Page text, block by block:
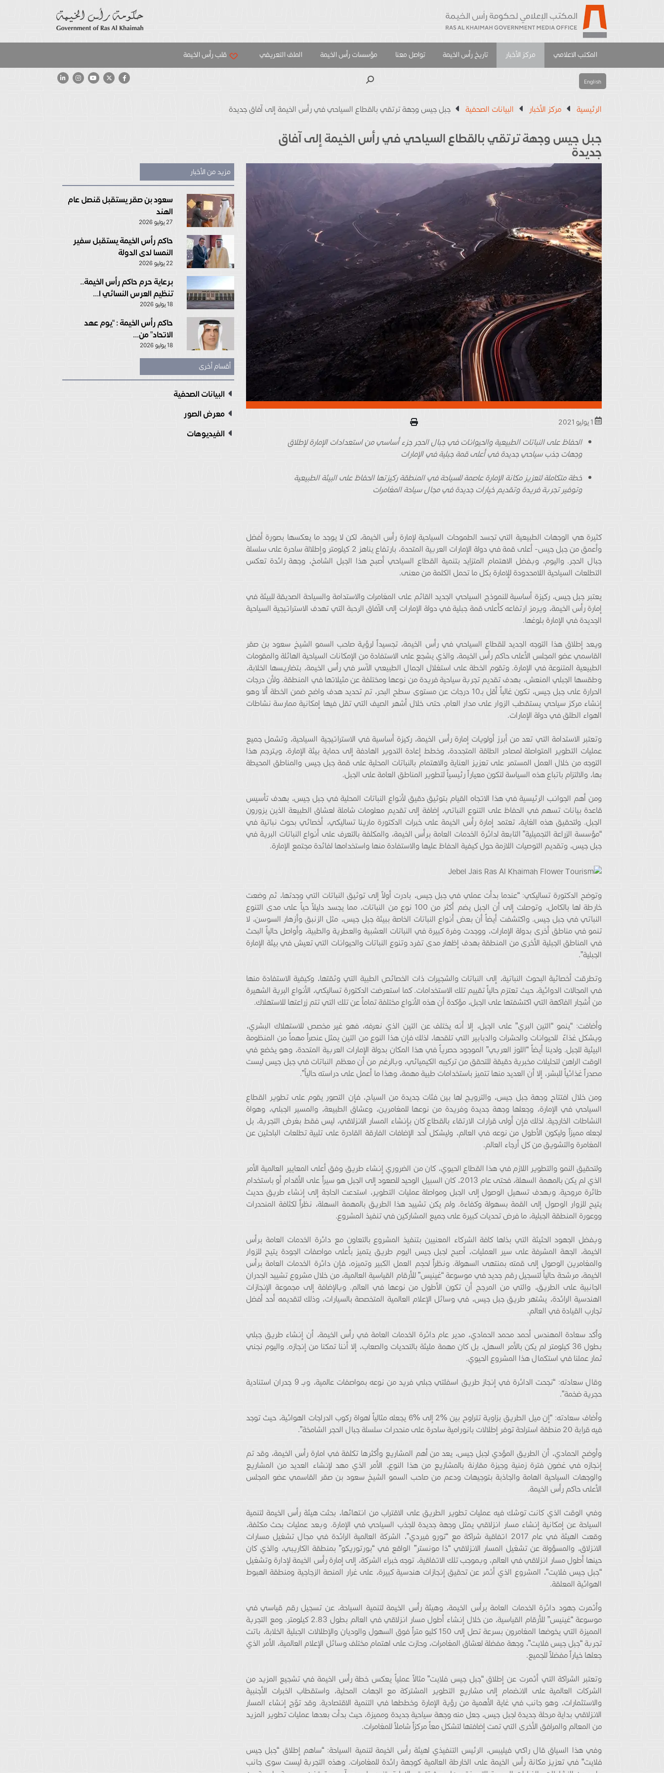
المكتب الاعلامي مركز الأخبار تاريخ رأس الخيمة تواصل معنا مؤسسات رأس الخيمة الملف التعريفي قلب رأس الخيمة
English
الرئيسية مركز الأخبار البيانات الصحفية جبل جيس وجهة ترتقي بالقطاع السياحي في رأس الخيمة إلى آفاق جديدة
جبل جيس وجهة ترتقي بالقطاع السياحي في رأس الخيمة إلى آفاق
جديدة
الحفاظ على النباتات الطبيعية والحيوانات في جبال الحجر جزء أساسي من استعدادات الإمارة لإطلاق
وجهات جذب سياحي جديدة في أعلى قمة جبلية في الإمارات
خطة متكاملة لتعزيز مكانة الإمارة عاصمة للسياحة في المنطقة ركيزتها الحفاظ على البيئة الطبيعية
وتوفير تجربة فريدة وتقديم خيارات جديدة في مجال سياحة المغامرات
كثيرة هي الوجهات الطبيعية التي تجسد الطموحات السياحية لإمارة رأس الخيمة، لكن لا يوجد ما يعكسها بصورة أفضل
وأعمق من جبل جيس- أعلى قمة في دولة الإمارات العربية المتحدة، بارتفاع يناهز 2 كيلومتر وإطلالة ساحرة على سلسلة
جبال الحجر. واليوم، وبفضل الاهتمام المتزايد بتنمية القطاع السياحي أصبح هذا الجبل الشامخ، وجهة رائدة تعكس
التطلعات السياحية اللامحدودة للإمارة بكل ما تحمل الكلمة من معنى.
يعتبر جبل جيس، ركيزة أساسية للنموذج السياحي الجديد القائم على المغامرات والاستدامة والسياحة الصديقة للبيئة في
إمارة رأس الخيمة، ويرمز ارتفاعه كأعلى قمة جبلية في دولة الإمارات إلى الآفاق الرحبة التي تهدف الاستراتيجية السياحية
الجديدة في الإمارة بلوغها.
ويعد إطلاق هذا التوجه الجديد للقطاع السياحي في رأس الخيمة، تجسيداً لرؤية صاحب السمو الشيخ سعود بن صقر
القاسمي عضو المجلس الأعلى حاكم رأس الخيمة، والذي يشجع على الاستفادة من الإمكانات السياحية الهائلة والمقومات
الطبيعية المتنوعة في الإمارة. وتقوم الخطة على استغلال الجمال الطبيعي الآسر في رأس الخيمة، بتضاريسها الخلابة،
وطقسها الجبلي المنعش، بهدف تقديم تجربة سياحية فريدة من نوعها ومختلفة عن مثيلاتها في المنطقة. ولأن درجات
الحرارة على جبل جيس، تكون غالباً أقل بـ10 درجات عن مستوى سطح البحر، تم تحديد هدف واضح ضمن الخطة ألا وهو
إنشاء مركز سياحي يستقطب الزوار على مدار العام، حتى خلال أشهر الصيف التي تقل فيها إمكانية ممارسة نشاطات
الهواء الطلق في دولة الإمارات.
وتعتبر الاستدامة التي تعد من أبرز أولويات إمارة رأس الخيمة، ركيزة أساسية في الاستراتيجية السياحية، وتشمل جميع
عمليات التطوير المتواصلة لمصادر الطاقة المتجددة، وخطط إعادة التدوير الهادفة إلى حماية بيئة الإمارة، ويترجم هذا
التوجه من خلال العمل المستمر على تعزيز العناية والاهتمام بالنباتات المحلية على قمة جبل جيس والمناطق المحيطة
بها، والالتزام باتباع هذه السياسة لتكون معياراً رئيسياً لتطوير المناطق العامة على الجبل.
ومن أهم الجوانب الرئيسية في هذا الاتجاه القيام بتوثيق دقيق لأنواع النباتات المحلية في جبل جيس، بهدف تأسيس
قاعدة بيانات تسهم في الحفاظ على التنوع النباتي، إضافة إلى تقديم معلومات شاملة لعشاق الطبيعة الذين يزورون
الجبل. ولتحقيق هذه الغاية، تعتمد إمارة رأس الخيمة على خبرات الدكتورة مارينا تساليكي، أخصائي بحوث نباتية في
“مؤسسة الزراعة التجميلية” التابعة لدائرة الخدمات العامة برأس الخيمة، والمكلفة بالتعرف على أنواع النباتات البرية في
جبل جيس، وتقديم التوصيات اللازمة حول كيفية الحفاظ عليها والاستفادة منها واستخدامها لفائدة مجتمع الإمارة.
وتوضح الدكتورة تساليكي: “عندما بدأت عملي في جبل جيس، بادرت أولاً إلى توثيق النباتات التي وجدتها، ثم وضعت
خارطة لها بالكامل، وتوصلت إلى أن الجبل يضم أكثر من 100 نوع من النباتات، مما يجسد دليلاً حياً على مدى التنوع
النباتي في جبل جيس. واكتشفت أيضاً أن بعض أنواع النباتات الخاصة ببيئة جبل جيس، مثل الزنبق وأزهار السوسن، لا
تنمو في مناطق أخرى بدولة الإمارات، ووجدت وفرة كبيرة في النباتات العشبية والعطرية والطبية، وأواصل حالياً البحث
في المناطق الجبلية الأخرى من المنطقة بهدف إظهار مدى تفرد وتنوع النباتات والحيوانات التي تعيش في بيئة الإمارة
الجبلية”.
وتطرقت أخصائية البحوث النباتية، إلى النباتات والشجيرات ذات الخصائص الطبية التي وثقتها، وكيفية الاستفادة منها
في المجالات الدوائية، حيث تعتزم حالياً تقييم تلك الاستخدامات. كما استعرضت الدكتورة تساليكي، الأنواع البرية الشهيرة
من أشجار الفاكهة التي اكتشفتها على الجبل، مؤكدة أن هذه الأنواع مختلفة تماماً عن تلك التي تتم زراعتها للاستهلاك.
وأضافت: “ينمو “التين البري” على الجبل، إلا أنه يختلف عن التين الذي نعرفه، فهو غير مخصص للاستهلاك البشري،
ويشكل غذاءً للحيوانات والحشرات والدبابير التي تلقحها، لذلك فإن هذا النوع من التين يمثل عنصراً مهماً من المنظومة
البيئية للجبل. ولدينا أيضاً “اللوز العربي” الموجود حصرياً في هذا المكان بدولة الإمارات العربية المتحدة، وهو يخضع في
الوقت الراهن لتحليلات مخبرية دقيقة للتحقق من تركيبه الكيميائي، وبالرغم من أن معظم النباتات في جبل جيس ليست
مصدراً غذائياً للبشر، إلا أن العديد منها تتميز باستخدامات طبية مهمة، وهذا ما أعمل على دراسته حالياً”.
ومن خلال افتتاح وجهة جبل جيس، والترويج لها بين فئات جديدة من السياح، فإن التصور يقوم على تطوير القطاع
السياحي في الإمارة، وجعلها وجهة جديدة وفريدة من نوعها للمغامرين، وعشاق الطبيعة، والمسير الجبلي، وهواة
النشاطات الخارجية. لذلك فإن أولى قرارات الارتقاء بالقطاع كان بإنشاء المسار الانزلاقي، ليس فقط بغرض التجربة، بل
لجعله مميزاً وليكون الأطول من نوعه في العالم، وليشكل أحد الإضافات الفارقة القادرة على تلبية تطلعات الباحثين عن
المغامرة والتشويق من كل أرجاء العالم.
ولتحقيق النمو والتطوير اللازم في هذا القطاع الحيوي، كان من الضروري إنشاء طريق وفق أعلى المعايير العالمية الأمر
الذي لم يكن بالمهمة السهلة، فحتى عام 2013، كان السبيل الوحيد للصعود إلى الجبل هو سيراً على الأقدام أو باستخدام
طائرة مروحية. وبهدف تسهيل الوصول إلى الجبل ومواصلة عمليات التطوير، استدعت الحاجة إلى إنشاء طريق حديث
يتيح للزوار الوصول إلى القمة بسهولة وكفاءة. ولم يكن تشييد هذا الطريق بالمهمة السهلة، نظراً لكثافة المنحدرات
ووعورة المنطقة الجبلية، ما فرض تحديات كبيرة على جميع المشاركين في تنفيذ المشروع.
وبفضل الجهود الحثيثة التي بذلها كافة الشركاء المعنيين بتنفيذ المشروع بالتعاون مع دائرة الخدمات العامة برأس
الخيمة، الجهة المشرفة على سير العمليات، أصبح لجبل جيس اليوم طريق يتميز بأعلى مواصفات الجودة يتيح للزوار
والمغامرين الوصول إلى قمته بمنتهى السهولة. ونظراً لحجم العمل الكبير وتميزه، فإن دائرة الخدمات العامة برأس
الخيمة، مرشحة حالياً لتسجيل رقم جديد في موسوعة “غينيس” للأرقام القياسية العالمية، من خلال مشروع تشييد الجدران
الجانبية على الطريق، والتي من المرجح أن تكون الأطول من نوعها في العالم. وبالإضافة إلى مجموعة الإنجازات
الهندسية الرائدة، يشتهر طريق جبل جيس، في وسائل الإعلام العالمية المتخصصة بالسيارات، وذلك لتقديمه أحد أفضل
تجارب القيادة في العالم.
وأكد سعادة المهندس أحمد محمد الحمادي، مدير عام دائرة الخدمات العامة في رأس الخيمة، أن إنشاء طريق جبلي
بطول 36 كيلومتر لم يكن بالأمر السهل، بل كان مهمة مليئة بالتحديات والصعاب، إلا أننا تمكنا من إنجازه. واليوم نجني
ثمار عملنا في استكمال هذا المشروع الحيوي.
وقال سعادته: “نجحت الدائرة في إنجاز طريق اسفلتي جبلي فريد من نوعه بمواصفات عالمية، وبـ 9 جدران استنادية
حجرية ضخمة”.
وأضاف سعادته: “إن ميل الطريق بزاوية تتراوح بين %2 إلى %6 يجعله مثالياً لهواة ركوب الدراجات الهوائية، حيث توجد
فيه قرابة 20 منطقة استراحة توفر إطلالات بانورامية ساحرة على منحدرات سلسلة جبال الحجر الشامخة”.
وأوضح الحمادي، أن الطريق المؤدي لجبل جيس، يعد من أهم المشاريع وأكثرها تكلفة في امارة رأس الخيمة، وقد تم
إنجازه في غضون فترة زمنية وجيزة مقارنة بالمشاريع من هذا النوع، الأمر الذي مهد لإنشاء العديد من المشاريع
والوجهات السياحية الهامة والجاذبة بتوجيهات ودعم من صاحب السمو الشيخ سعود بن صقر القاسمي عضو المجلس
الأعلى حاكم رأس الخيمة.
وفي الوقت الذي كانت توشك فيه عمليات تطوير الطريق على الاقتراب من انتهائها، بحثت هيئة رأس الخيمة لتنمية
السياحة عن إمكانية إنشاء مسار انزلاقي يمثل وجهة جديدة للجذب السياحي في الإمارة. وبعد عمليات بحث مكثفة،
وقعت الهيئة في عام 2017 اتفاقية شراكة مع “تورو فيردي”، الشركة العالمية الرائدة في مجال تشغيل مسارات
الانزلاق، والمسؤولة عن تشغيل المسار الانزلاقي “ذا مونستر” الواقع في “بورتوريكو” بمنطقة الكاريبي، والذي كان
حينها أطول مسار انزلاقي في العالم، وبموجب تلك الاتفاقية، توجه خبراء الشركة، إلى إمارة رأس الخيمة لإدارة وتشغيل
“جبل جيس فلايت”، المشروع الذي أثمر عن تحقيق إنجازات هندسية كبيرة، على غرار المنصة الزجاجية ومنطقة الهبوط
الهوائية المعلقة.
وأثمرت جهود دائرة الخدمات العامة برأس الخيمة، وهيئة رأس الخيمة لتنمية السياحة، عن تسجيل رقم قياسي في
موسوعة “غينيس” للأرقام القياسية، من خلال إنشاء أطول مسار انزلاقي في العالم بطول 2.83 كيلومتر. ومع التجربة
المميزة التي يخوضها المغامرون بسرعة تصل إلى 150 كليو متراً فوق السهول والوديان والإطلالات الجبلية الخلابة، باتت
تجربة “جبل جيس فلايت”، وجهة مفضلة لعشاق المغامرات، وحازت على اهتمام مختلف وسائل الإعلام العالمية، الأمر الذي
جعلها خياراً مفضلاً للجميع.
وتعتبر الشراكة التي أثمرت عن إطلاق “جبل جيس فلايت” مثالاً عملياً يعكس خطة رأس الخيمة في تشجيع المزيد من
الشركات العالمية على الانضمام إلى مشاريع التطوير المشتركة مع الجهات المحلية، واستقطاب الخبرات الأجنبية
والاستثمارات، وهو جانب في غاية الأهمية من رؤية الإمارة وخططها في التنمية الاقتصادية. وقد توّج إنشاء المسار
الانزلاقي بداية مرحلة جديدة لجبل جيس، جعل منه وجهة سياحية جديدة ومميزة، حيث بدأت بعدها عمليات تطوير المزيد
من المعالم والمرافق الأخرى التي تمت إضافتها لتشكل معاً مركزاً شاملاً للمغامرات.
وفي هذا السياق قال راكي فيليبس، الرئيس التنفيذي لهيئة رأس الخيمة لتنمية السياحة: “ساهم إطلاق “جبل جيس
فلايت” في تعزيز مكانة رأس الخيمة على الخارطة العالمية كوجهة رائدة للمغامرات. وهذه التجربة ليست سوى جانب
مزيد من الأخبار
سعود بن صقر يستقبل قنصل عام
الهند
27 يوليو 2026
حاكم رأس الخيمة يستقبل سفير
النمسا لدى الدولة
22 يوليو 2026
برعاية حرم حاكم رأس الخيمة..
تنظيم العرس النسائي ا...
18 يوليو 2026
حاكم رأس الخيمة : “يوم عهد
الاتحاد” من...
18 يوليو 2026
أقسام أخرى
البيانات الصحفية
معرض الصور
الفيديوهات